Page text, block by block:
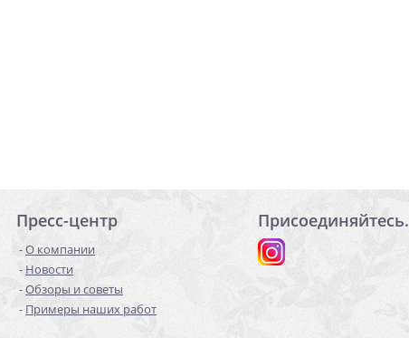
Пресс-центр
О компании
Новости
Обзоры и советы
Примеры наших работ
Присоединяйтесь.